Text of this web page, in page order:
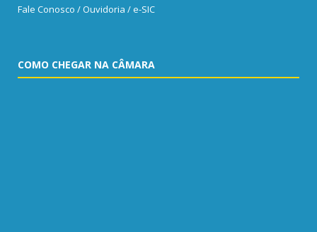
Fale Conosco / Ouvidoria / e-SIC
COMO CHEGAR NA CÂMARA